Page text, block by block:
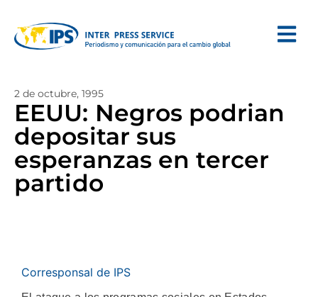
2 de octubre, 1995
EEUU: Negros podrian
depositar sus
esperanzas en tercer
partido
Corresponsal de IPS